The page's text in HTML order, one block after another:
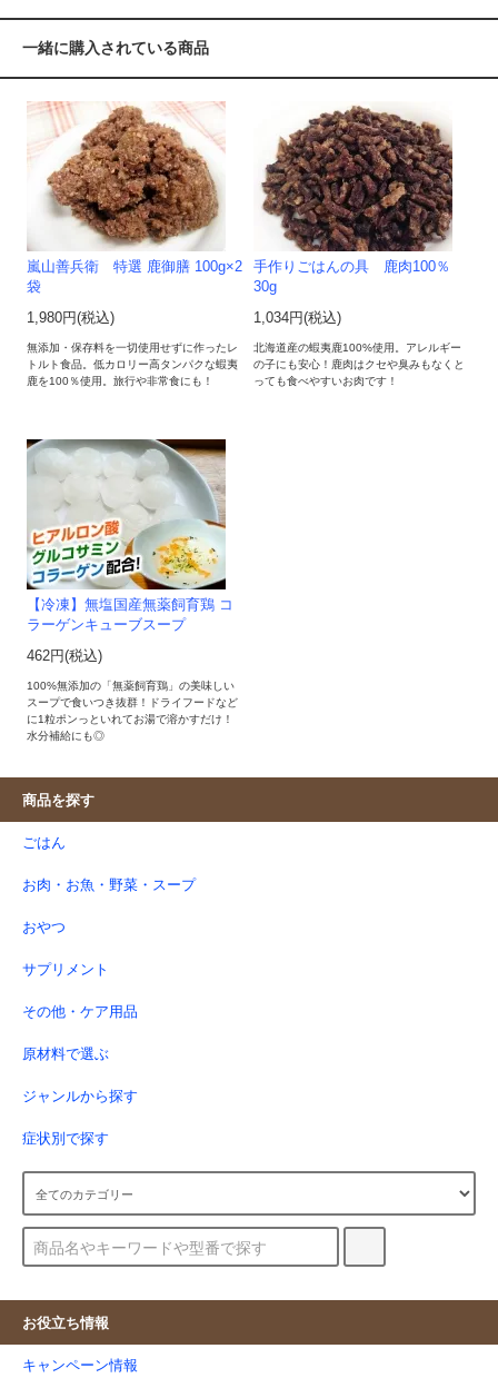
一緒に購入されている商品
嵐山善兵衛 特選 鹿御膳 100g×2
袋
1,980円(税込)
無添加・保存料を一切使用せずに作ったレ
トルト食品。低カロリー高タンパクな蝦夷
鹿を100％使用。旅行や非常食にも！
手作りごはんの具 鹿肉100％
30g
1,034円(税込)
北海道産の蝦夷鹿100%使用。アレルギー
の子にも安心！鹿肉はクセや臭みもなくと
っても食べやすいお肉です！
【冷凍】無塩国産無薬飼育鶏 コ
ラーゲンキューブスープ
462円(税込)
100%無添加の「無薬飼育鶏」の美味しい
スープで食いつき抜群！ドライフードなど
に1粒ポンっといれてお湯で溶かすだけ！
水分補給にも◎
商品を探す
ごはん
お肉・お魚・野菜・スープ
おやつ
サプリメント
その他・ケア用品
原材料で選ぶ
ジャンルから探す
症状別で探す
お役立ち情報
キャンペーン情報